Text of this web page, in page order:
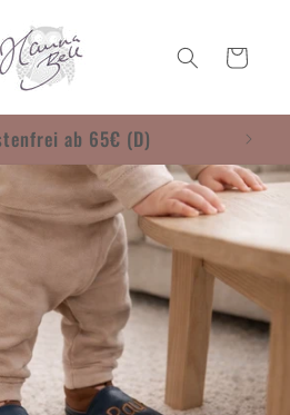
Warenkorb
kleinen Herzensshop!